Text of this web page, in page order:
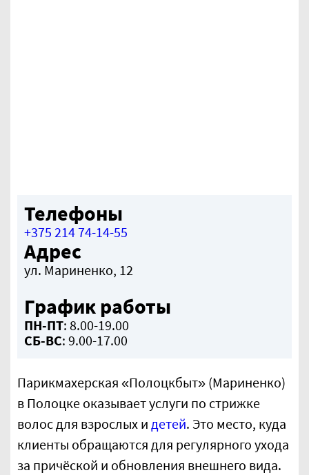
Телефоны
+375 214 74-14-55
Адрес
ул. Мариненко, 12
График работы
ПН-ПТ: 8.00-19.00
СБ-ВС: 9.00-17.00
Парикмахерская «Полоцкбыт» (Мариненко)
в Полоцке оказывает услуги по стрижке
волос для взрослых и детей. Это место, куда
клиенты обращаются для регулярного ухода
за причёской и обновления внешнего вида.